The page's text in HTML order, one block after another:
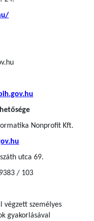
Nonprofit Kft.
utca 69.
/ 103
végzett személyes
gyakorlásával